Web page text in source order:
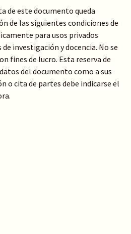
de este documento queda
de las siguientes condiciones de
para usos privados
investigación y docencia. No se
fines de lucro. Esta reserva de
del documento como a sus
o cita de partes debe indicarse el